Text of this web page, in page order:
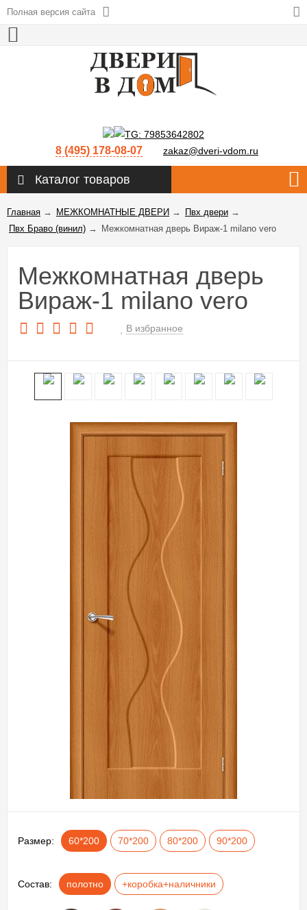
Полная версия сайта
8 (495) 178-08-07 zakaz@dveri-vdom.ru
Каталог товаров
Главная → МЕЖКОМНАТНЫЕ ДВЕРИ → Пвх двери →
Пвх Браво (винил) → Межкомнатная дверь Вираж-1 milano vero
Межкомнатная дверь
Вираж-1 milano vero
В избранное
Размер: 60*200 70*200 80*200 90*200
Состав: полотно +коробка+наличники